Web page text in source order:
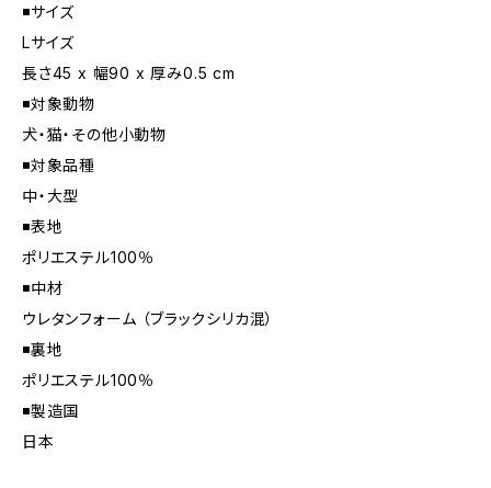
◾️サイズ
Lサイズ
長さ45 x 幅90 x 厚み0.5 cm
◾️対象動物
犬・猫・その他小動物
◾️対象品種
中・大型
◾️表地
ポリエステル100％
◾️中材
ウレタンフォーム （ブラックシリカ混）
◾️裏地
ポリエステル100％
◾️製造国
日本